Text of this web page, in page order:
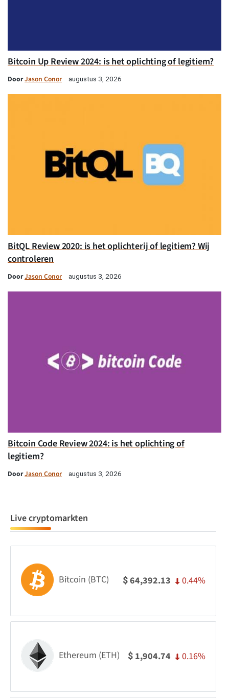
Bitcoin Up Review 2024: is het oplichting of legitiem?
DoorJason Conor augustus 3, 2026
BitQL Review 2020: is het oplichterij of legitiem? Wij
controleren
DoorJason Conor augustus 3, 2026
Bitcoin Code Review 2024: is het oplichting of
legitiem?
DoorJason Conor augustus 3, 2026
Live cryptomarkten
Bitcoin (BTC) $64,392.13 0.44%
Ethereum (ETH) $ 1,904.74 0.16%